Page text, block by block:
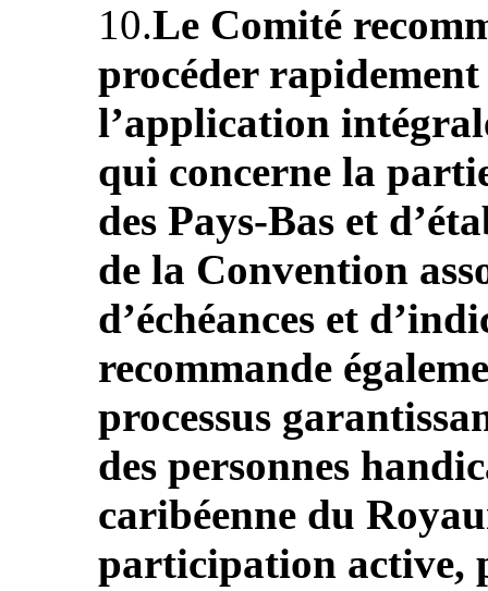
10.Le Comité
procéder
l’application
qui concerne la
des Pays-Bas et
de la Convention
d’échéances et
recommande
processus
des personnes
caribéenne du
participation active,